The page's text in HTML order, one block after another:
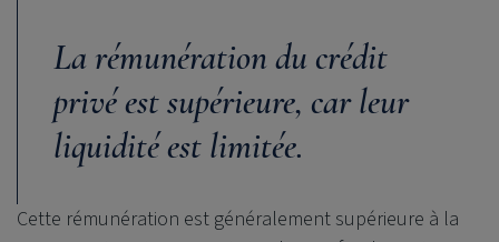
La rémunération du crédit
privé est supérieure, car leur
liquidité est limitée.
Cette rémunération est généralement supérieure à la